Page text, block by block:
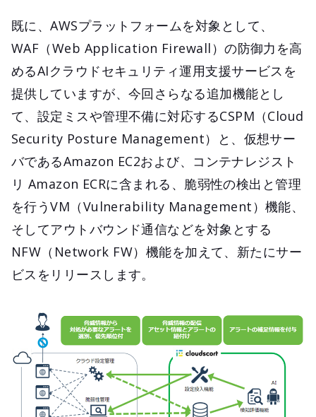
既に、AWSプラットフォームを対象として、
WAF（Web Application Firewall）の防御力を高
めるAIクラウドセキュリティ運用支援サービスを
提供していますが、今回さらなる追加機能とし
て、設定ミスや管理不備に対応するCSPM（Cloud
Security Posture Management）と、仮想サー
バであるAmazon EC2および、コンテナレジスト
リ Amazon ECRに含まれる、脆弱性の検出と管理
を行うVM（Vulnerability Management）機能、
そしてアウトバウンド通信などを対象とする
NFW（Network FW）機能を加えて、新たにサー
ビスをリリースします。